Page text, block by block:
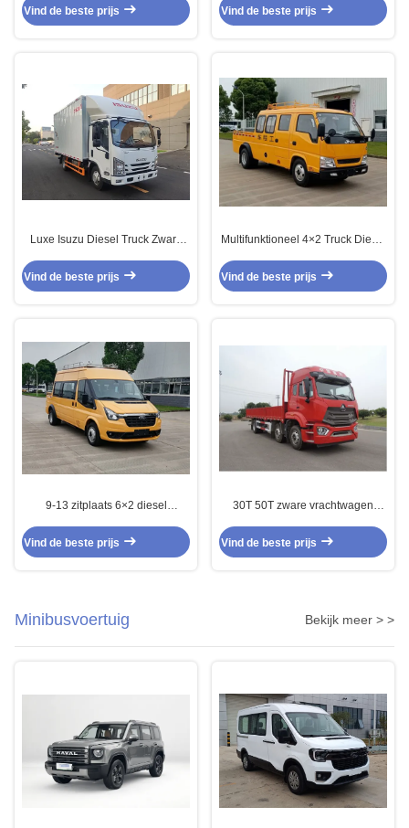
5 personen handgeschakelde
transmissie
Vind de beste prijs
elektrische dumper
Vind de beste prijs
Luxe Isuzu Diesel Truck Zware
aandrijving
Vind de beste prijs
Multifunktioneel 4×2 Truck Diesel
ton Truck
Vind de beste prijs
9-13 zitplaats 6×2 diesel
automatische transmissie
Vind de beste prijs
30T 50T zware vrachtwagen
vrachtwagen 8×2
Vind de beste prijs
Minibusvoertuig Bekijk meer > >